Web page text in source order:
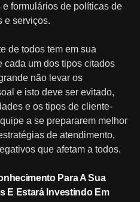
formulários de políticas de
e serviços.
de todos tem em sua
cada um dos tipos citados
não levar os
e isto deve ser evitado,
e os tipos de cliente-
a se prepararem melhor
de atendimento,
que afetam a todos.
Para A Sua
E Estará Investindo Em